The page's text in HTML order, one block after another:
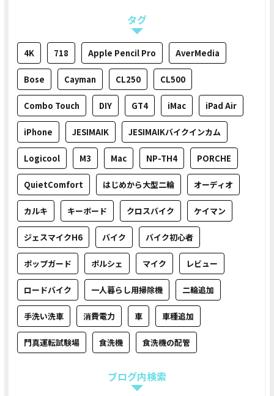
タグ
4K 718 Apple Pencil Pro AverMedia
Bose Cayman CL250 CL500
Combo Touch DIY GT4 iMac iPad Air
iPhone JESIMAIK JESIMAIKバイクインカム
Logicool M3 Mac NP-TH4 PORCHE
QuietComfort はじめから大型二輪 オーディオ
カルキ キーボード クロスバイク ケイマン
ジェスマイクH6 バイク バイク初心者
ポップガード ポルシェ マイク レビュー
ロードバイク 一人暮らし用掃除機 二輪追加
手洗い洗車 消費電力 車 車種追加
門真運転試験場 食洗機 食洗機の配管
ブログ内検索